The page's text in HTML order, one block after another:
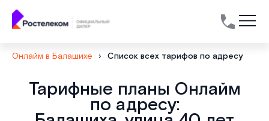
Онлайм в Балашихе › Список всех тарифов по адресу
Тарифные планы Онлайм
по адресу: